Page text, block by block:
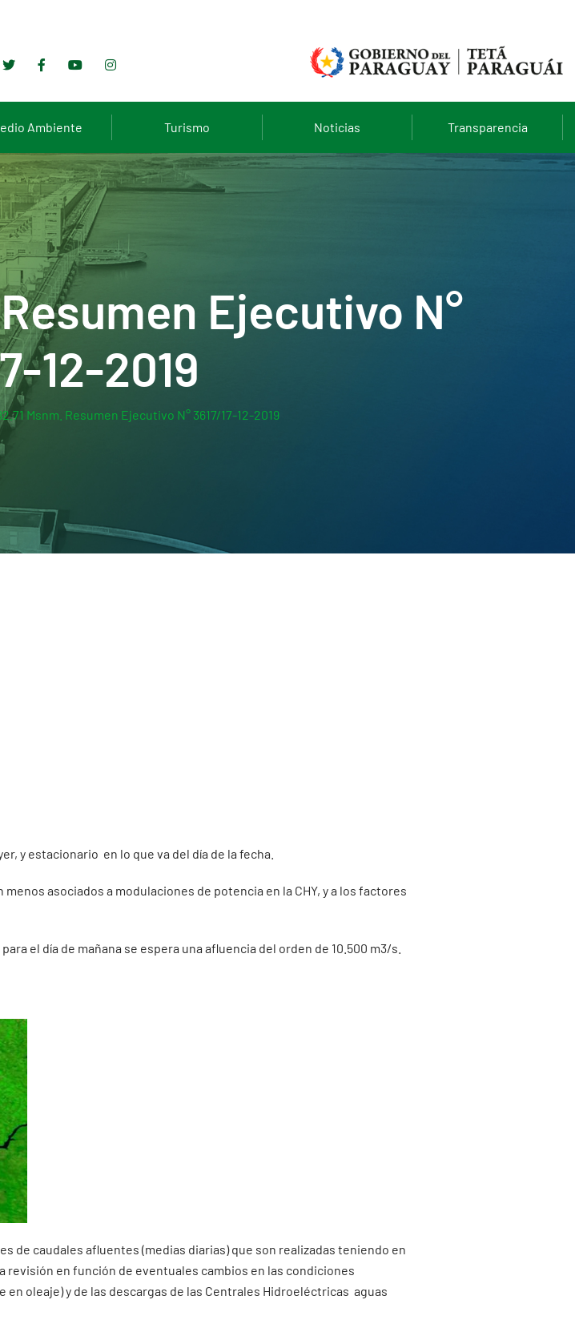
Ambiente Turismo Noticias Transparencia
Ejecutivo N°
12-2019
Msnm. Resumen Ejecutivo N° 3617/17-12-2019
y estacionario en lo que va del día de la fecha.
asociados a modulaciones de potencia en la CHY, y a los factores
el día de mañana se espera una afluencia del orden de 10.500 m3/s.
de caudales afluentes (medias diarias) que son realizadas teniendo en
en función de eventuales cambios en las condiciones
oleaje) y de las descargas de las Centrales Hidroeléctricas aguas